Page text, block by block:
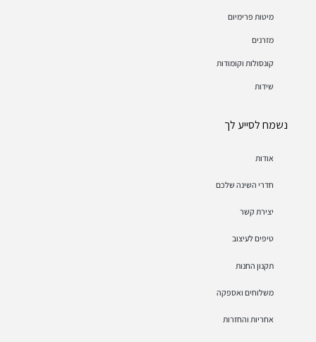
מיטות פרימיום
מזרנים
קונסולות וקומודות
שידות
נשמח לסייע לך
אודות
חדרי השינה שלכם
יצירת קשר
טיפים לעיצוב
תקנון החנות
משלוחים ואספקה
אחריות והחזרות